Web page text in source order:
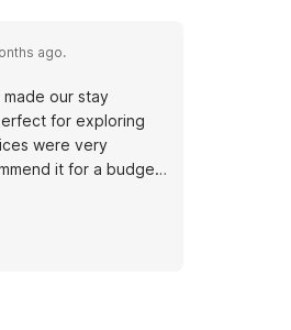
ago.
our stay
for exploring
were very
it for a budget-